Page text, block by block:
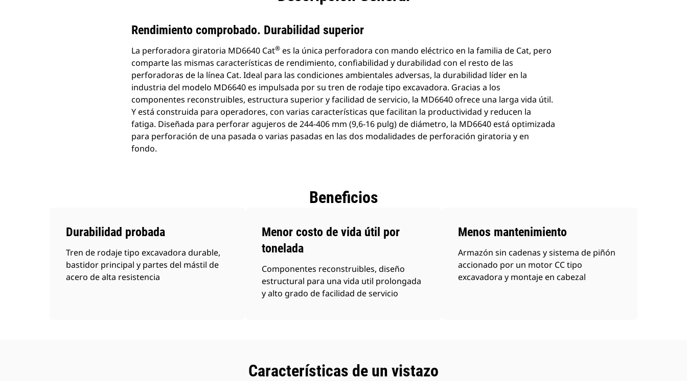
Rendimiento comprobado. Durabilidad superior
La perforadora giratoria MD6640 Cat® es la única perforadora con mando eléctrico en la familia de Cat, pero
comparte las mismas características de rendimiento, confiabilidad y durabilidad con el resto de las
perforadoras de la línea Cat. Ideal para las condiciones ambientales adversas, la durabilidad líder en la
industria del modelo MD6640 es impulsada por su tren de rodaje tipo excavadora. Gracias a los
componentes reconstruibles, estructura superior y facilidad de servicio, la MD6640 ofrece una larga vida útil.
Y está construida para operadores, con varias características que facilitan la productividad y reducen la
fatiga. Diseñada para perforar agujeros de 244-406 mm (9,6-16 pulg) de diámetro, la MD6640 está optimizada
para perforación de una pasada o varias pasadas en las dos modalidades de perforación giratoria y en
fondo.
Beneficios
Durabilidad probada
Tren de rodaje tipo excavadora durable,
bastidor principal y partes del mástil de
acero de alta resistencia
Menor costo de vida útil por
tonelada
Componentes reconstruibles, diseño
estructural para una vida util prolongada
y alto grado de facilidad de servicio
Menos mantenimiento
Armazón sin cadenas y sistema de piñón
accionado por un motor CC tipo
excavadora y montaje en cabezal
Características de un vistazo